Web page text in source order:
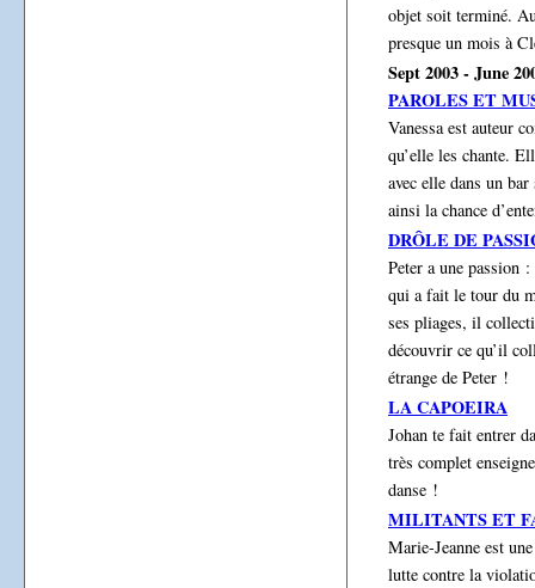
objet soit terminé.
presque un mois à
Sept 2003 - June
PAROLES ET
Vanessa est auteur
qu’elle les chante.
avec elle dans un
ainsi la chance
DRÔLE DE
Peter a une passion
qui a fait le tour du
ses pliages, il
découvrir ce qu’il
étrange de Peter !
LA CAPOEIRA
Johan te fait entrer
très complet
danse !
MILITANTS ET
Marie-Jeanne est
lutte contre la